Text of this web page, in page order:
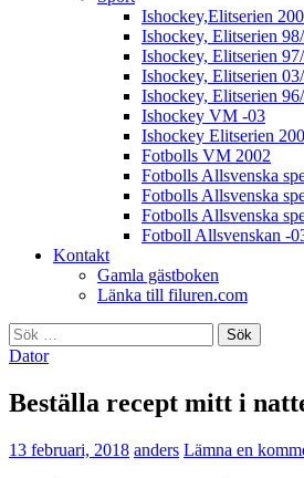
Ishockey,Elitserien
Ishockey, Elitserien
Ishockey, Elitserien
Ishockey, Elitserien
Ishockey, Elitserien
Ishockey VM -03
Ishockey Elitserien
Fotbolls VM 2002
Fotbolls Allsvenska
Fotbolls Allsvenska
Fotbolls Allsvenska
Fotboll Allsvenskan -
Kontakt
Gamla gästboken
Länka till filuren.com
Sök
efter:
Dator
Beställa recept mitt i
13 februari, 2018 anders Lämna en